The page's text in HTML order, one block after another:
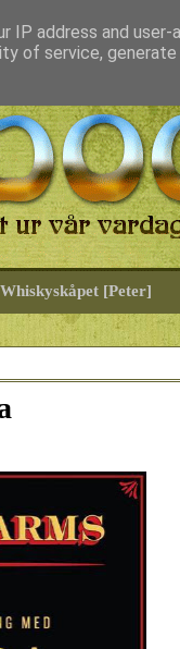
[Peter]
IP address and user-
of service, generate